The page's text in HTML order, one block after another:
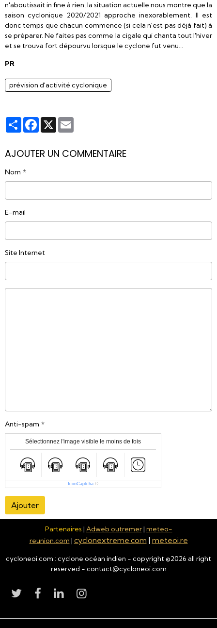
n'aboutissait in fine à rien, la situation actuelle nous montre que la
saison cyclonique 2020/2021 approche inexorablement. Il est
donc temps que chacun commence (si cela n'est pas déjà fait) à
se préparer. Ne faites pas comme la cigale qui chanta tout l'hiver
et se trouva fort dépourvu lorsque le cyclone fut venu...
PR
prévision d'activité cyclonique
PartagerFacebook
X
AJOUTER UN COMMENTAIRE
Nom
E-mail
Site Internet
Anti-spam
Sélectionnez l'image visible le moins de fois
IconCaptcha ©
Ajouter
Partenaires | Adweb outremer| meteo-
reunion.com | cyclonextreme.com | meteoi.re
cycloneoi.com : cyclone océan indien - copyright ©2026 all right
reserved - contact@cycloneoi.com